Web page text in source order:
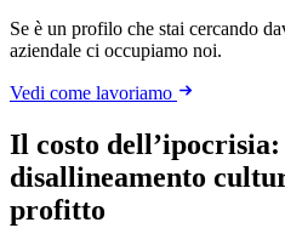
Se è un profilo che stai cercando
aziendale ci occupiamo noi.
Vedi come lavoriamo
Il costo
disallineamento
profitto